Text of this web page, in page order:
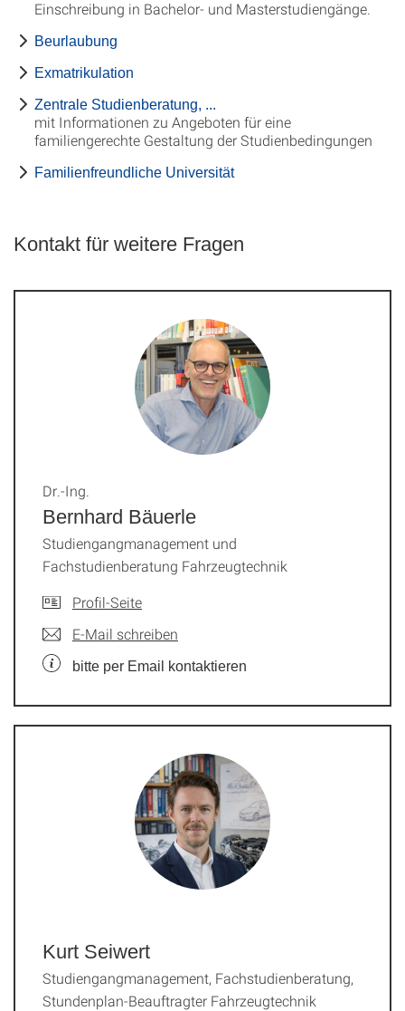
Einschreibung in Bachelor- und Masterstudiengänge.
Beurlaubung
Exmatrikulation
Zentrale Studienberatung, ...
mit Informationen zu Angeboten für eine
familiengerechte Gestaltung der Studienbedingungen
Familienfreundliche Universität
Kontakt für weitere Fragen
Bernhard Bäuerle
Dr.-Ing.
Studiengangmanagement und
Fachstudienberatung Fahrzeugtechnik
Profil-Seite
E-Mail schreiben
bitte per Email kontaktieren
Kurt Seiwert
Studiengangmanagement, Fachstudienberatung,
Stundenplan-Beauftragter Fahrzeugtechnik